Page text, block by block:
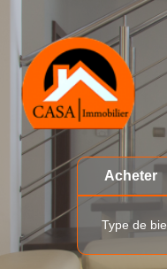
Acheter
Type de